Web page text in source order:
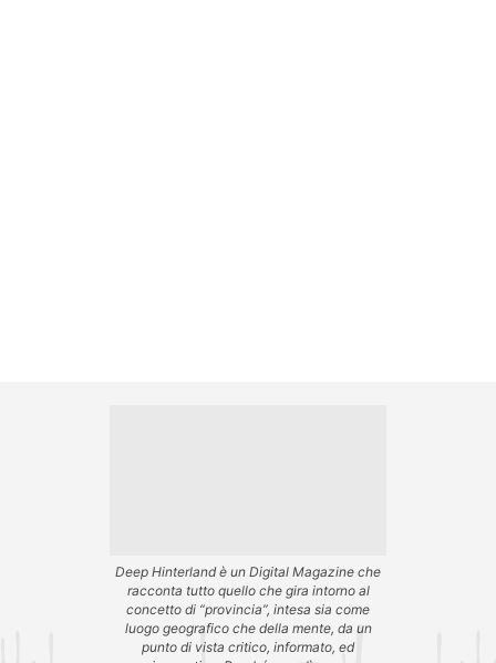
Deep Hinterland è un Digital Magazine che
racconta tutto quello che gira intorno al
concetto di “provincia”, intesa sia come
luogo geografico che della mente, da un
punto di vista critico, informato, ed